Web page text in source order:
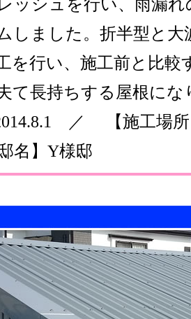
ッシュを行い、雨漏
しました。折半型と大
を行い、施工前と比較
て長持ちする屋根にな
／ 【施工場
】Y様邸